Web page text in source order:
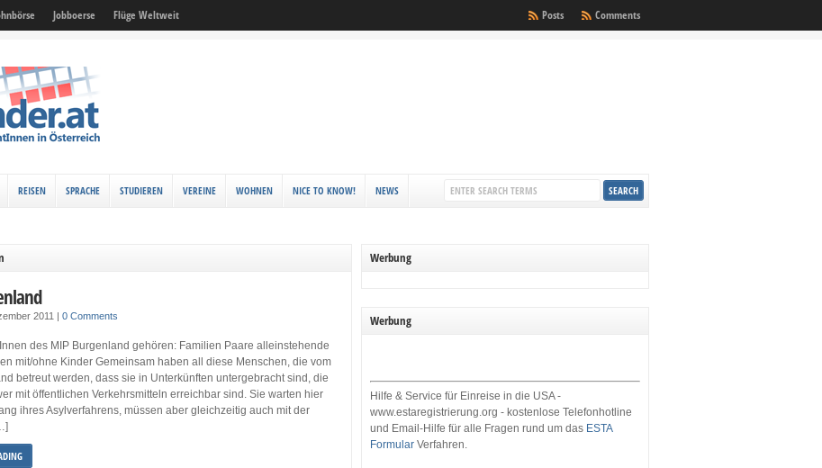
Jobboerse Flüge Weltweit Comments
Posts
REISEN SPRACHE STUDIEREN VEREINE WOHNEN NICE TO KNOW! NEWS
2011 |0 Comments
des MIP Burgenland gehören: Familien Paare alleinstehende
mit/ohne Kinder Gemeinsam haben all diese Menschen, die vom
betreut werden, dass sie in Unterkünften untergebracht sind, die
mit öffentlichen Verkehrsmitteln erreichbar sind. Sie warten hier
ihres Asylverfahrens, müssen aber gleichzeitig auch mit der
Werbung
Werbung
Hilfe & Service für Einreise in die USA -
www.estaregistrierung.org - kostenlose Telefonhotline
und Email-Hilfe für alle Fragen rund um das ESTA
Formular Verfahren.